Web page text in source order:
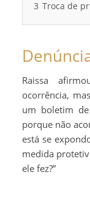
3 Troca de
Raissa
ocorrência,
um boletim
porque não
está se
medida
ele fez?”